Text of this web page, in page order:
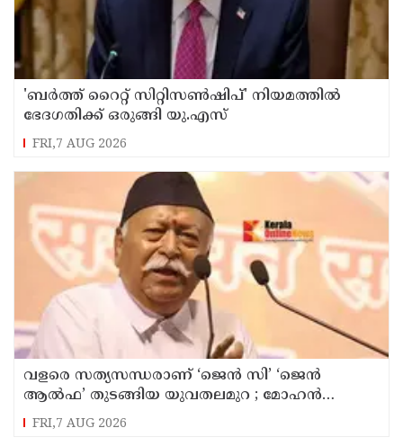
'ബർത്ത് റൈറ്റ് സിറ്റിസൺഷിപ്' നിയമത്തിൽ
ഭേദഗതിക്ക് ഒരുങ്ങി യു.എസ്
FRI,7 AUG 2026
വളരെ സത്യസന്ധരാണ് ‘ജെൻ സി’ ‘ജെൻ
ആൽഫ’ തുടങ്ങിയ യുവതലമുറ ; മോഹൻ
ഭാഗവത്
FRI,7 AUG 2026